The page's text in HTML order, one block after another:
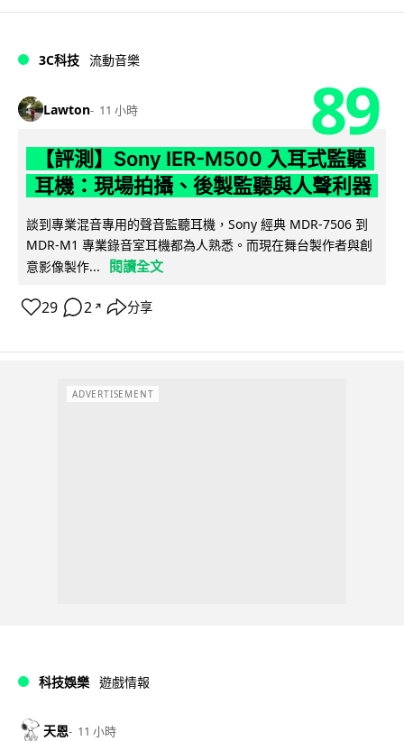
3C科技 流動音樂
Lawton 11 小時 89
【評測】Sony IER-M500 入耳式監聽
耳機：現場拍攝、後製監聽與人聲利器
談到專業混音專用的聲音監聽耳機，Sony 經典 MDR-7506 到
MDR-M1 專業錄音室耳機都為人熟悉。而現在舞台製作者與創
意影像製作...
閱讀全文
29 2 ↗ 分享
ADVERTISEMENT
科技娛樂 遊戲情報
天恩 11 小時